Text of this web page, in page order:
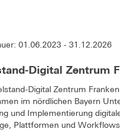
01.06.2023 - 31.12.2026
Digital Zentrum
Digital Zentrum
im nördlichen Bayern
und Implementierung
Plattformen und